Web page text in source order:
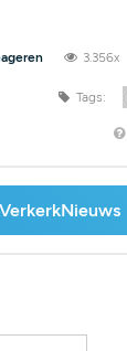
3.356x
Tags: